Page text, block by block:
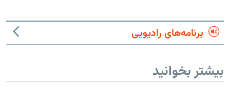
برنامه‌های رادیویی
بیشتر بخوانید